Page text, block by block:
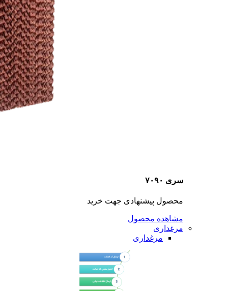
سری ۷۰۹۰
محصول پیشنهادی جهت خرید
مشاهده محصول
مرغداری
مرغداری